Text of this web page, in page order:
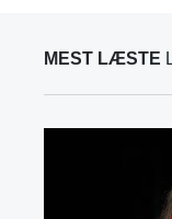
MEST LÆSTE